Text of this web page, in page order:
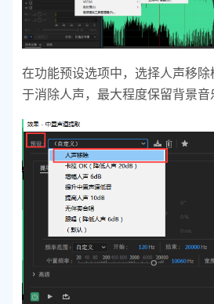
在功能预设选项中，选择人声移除
于消除人声，最大程度保留背景音